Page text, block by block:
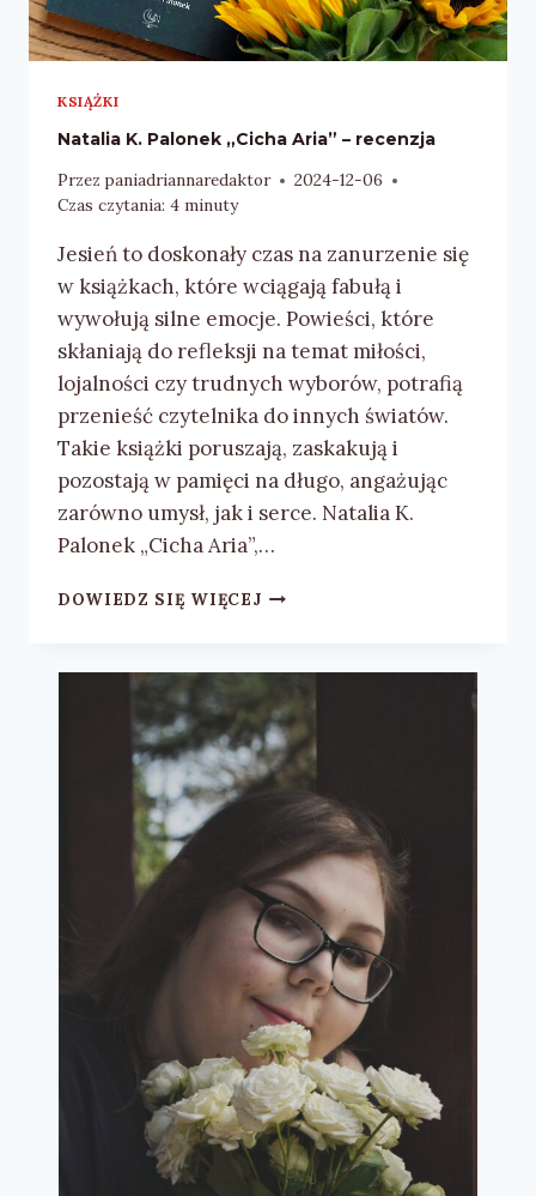
KSIĄŻKI
Natalia K. Palonek „Cicha Aria” – recenzja
Przez paniadriannaredaktor
2024-12-06
Czas czytania: 4 minuty
Jesień to doskonały czas na zanurzenie się
w książkach, które wciągają fabułą i
wywołują silne emocje. Powieści, które
skłaniają do refleksji na temat miłości,
lojalności czy trudnych wyborów, potrafią
przenieść czytelnika do innych światów.
Takie książki poruszają, zaskakują i
pozostają w pamięci na długo, angażując
zarówno umysł, jak i serce. Natalia K.
Palonek „Cicha Aria”,…
DOWIEDZ SIĘ WIĘCEJNATALIA
„CICHA
ARIA”
–
RECENZJA